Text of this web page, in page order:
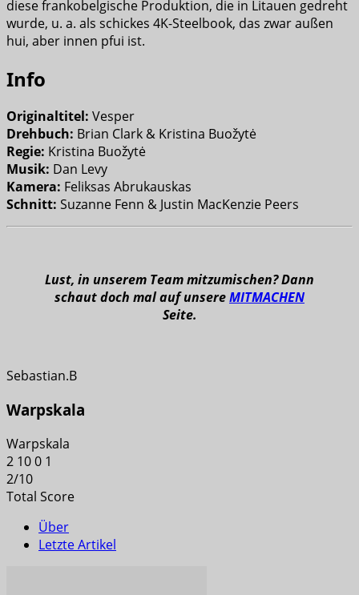
diese frankobelgische Produktion, die in Litauen gedreht
wurde, u. a. als schickes 4K-Steelbook, das zwar außen
hui, aber innen pfui ist.
Info
Originaltitel: Vesper
Drehbuch: Brian Clark & Kristina Buožytė
Regie: Kristina Buožytė
Musik: Dan Levy
Kamera: Feliksas Abrukauskas
Schnitt: Suzanne Fenn & Justin MacKenzie Peers
Lust, in unserem Team mitzumischen? Dann
schaut doch mal auf unsereMITMACHEN
Seite.
Sebastian.B
Warpskala
Warpskala
2 100 1
2/10
Total Score
Über
Letzte Artikel